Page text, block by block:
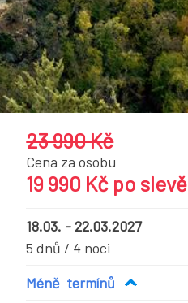
23 990 Kč
Cena za osobu
19 990 Kč po slevě
18.03. - 22.03.2027
5 dnů / 4 noci
Méně termínů